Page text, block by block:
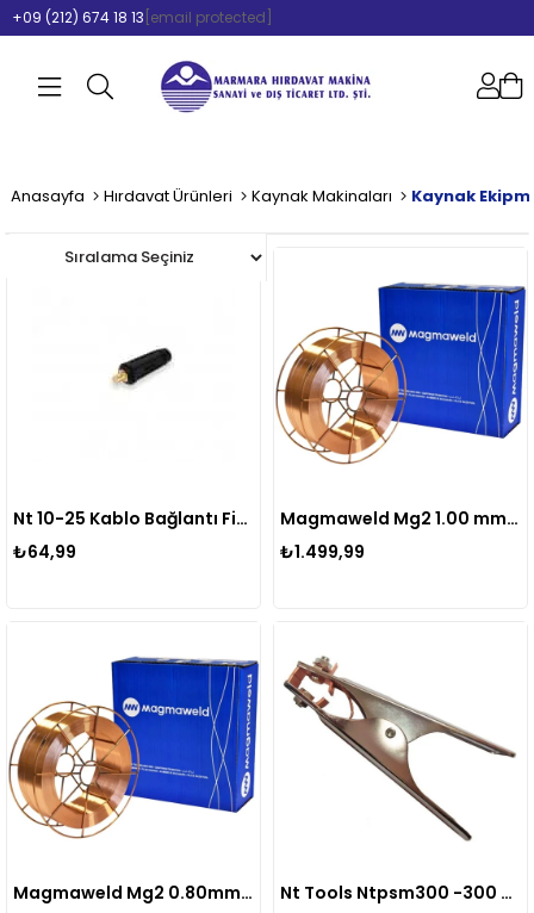
+09 (212) 674 18 13 [email protected]
Anasayfa Hırdavat Ürünleri Kaynak Makinaları Kaynak
Nt 10-25 Kablo Bağlantı Fişi Erkek Nkfe1025
₺64,99
Magmaweld Mg2 1.00 mm Gazaltı Kaynak Teli
₺1.499,99
Magmaweld Mg2 0.80mm Gazaltı Kaynak Teli 15 Kg
Nt Tools Ntpsm300 -300 Amper Şasi Topraklama Pensesi